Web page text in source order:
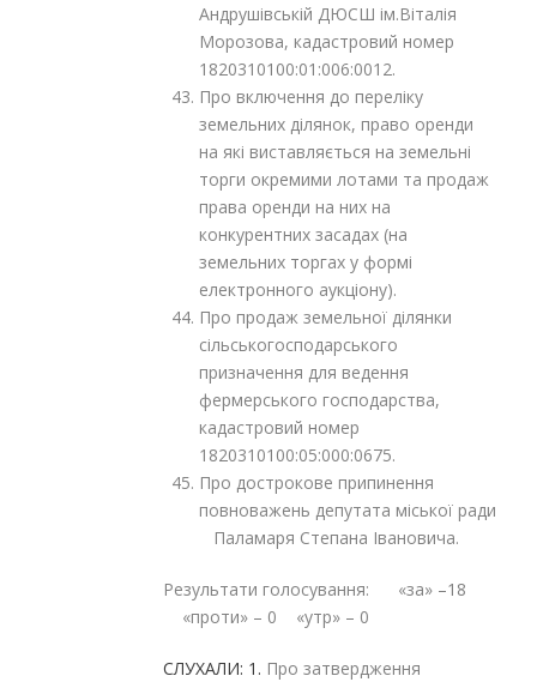
Андрушівській ДЮСШ ім.Віталія
Морозова, кадастровий номер
1820310100:01:006:0012.
Про включення до переліку
земельних ділянок, право оренди
на які виставляється на земельні
торги окремими лотами та продаж
права оренди на них на
конкурентних засадах (на
земельних торгах у формі
електронного аукціону).
Про продаж земельної ділянки
сільськогосподарського
призначення для ведення
фермерського господарства,
кадастровий номер
1820310100:05:000:0675.
Про дострокове припинення
повноважень депутата міської ради
Паламаря Степана Івановича.
Результати голосування: «за» –18
«проти» – 0 «утр» – 0
СЛУХАЛИ: 1. Про затвердження